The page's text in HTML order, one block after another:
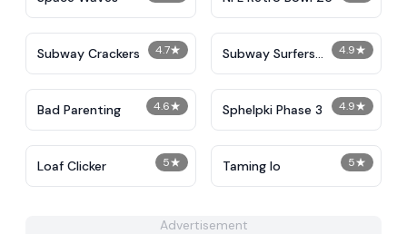
4.7★
Subway Crackers 4.9★
Subway Surfers
Unblocked
4.6★
Bad Parenting 4.9★
Sphelpki Phase 3
5★
Loaf Clicker 5★
Taming Io
Advertisement